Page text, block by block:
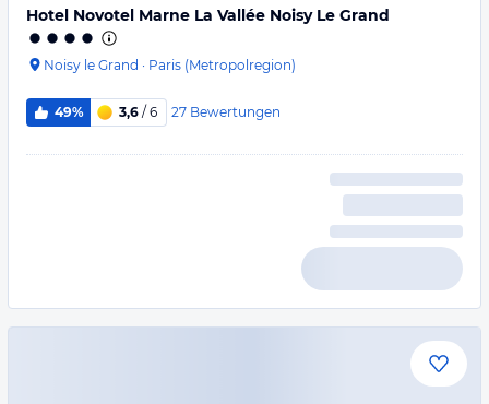
Hotel Novotel Marne La Vallée Noisy Le Grand
Noisy le Grand · Paris (Metropolregion)
49% 3,6 / 6 27 Bewertungen